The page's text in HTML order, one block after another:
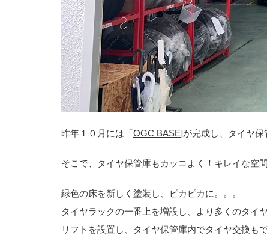
昨年１０月には「OGC BASE]が完成し、タイヤ
そこで、タイヤ保管庫もカッコよく！キレイな空
緑色の床を新しく塗装し、ピカピカに。。。
タイヤラックの一番上を増設し、より多くのタイ
リフトを設置し、タイヤ保管庫内でタイヤ交換も